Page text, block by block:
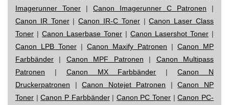
Imagerunner Toner | Canon Imagerunner C Patronen |
Canon IR Toner|Canon IR-C Toner|Canon Laser Class
Toner | Canon Laserbase Toner | Canon Lasershot Toner |
Canon LPB Toner | Canon Maxify Patronen | Canon MP
Farbbänder | Canon MPF Patronen | Canon Multipass
Patronen | Canon MX Farbbänder |Canon N
Druckerpatronen |Canon Notejet Patronen |Canon NP
Toner |Canon P Farbbänder| Canon PC Toner |Canon PC-